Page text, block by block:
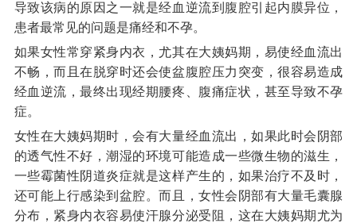
导致该病的原因之一就是经血逆流到腹腔引起内膜异位，
患者最常见的问题是痛经和不孕。
如果女性常穿紧身内衣，尤其在大姨妈期，易使经血流出
不畅，而且在脱穿时还会使盆腹腔压力突变，很容易造成
经血逆流，最终出现经期腰疼、腹痛症状，甚至导致不孕
症。
女性在大姨妈期时，会有大量经血流出，如果此时会阴部
的透气性不好，潮湿的环境可能造成一些微生物的滋生，
一些霉菌性阴道炎症就是这样产生的，如果治疗不及时，
还可能上行感染到盆腔。而且，女性会阴部有大量毛囊腺
分布，紧身内衣容易使汗腺分泌受阻，这在大姨妈期尤为